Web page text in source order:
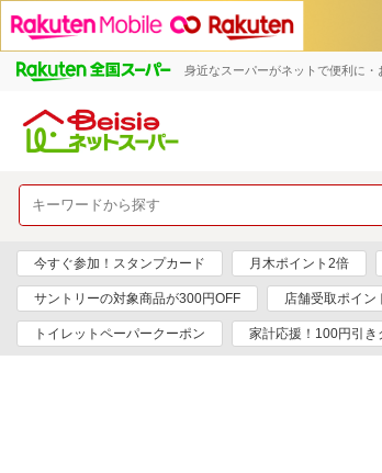
身近なスーパーがネットで便利に・
今すぐ参加！スタンプカード 月木ポイント2倍
サントリーの対象商品が300円OFF 店舗受取ポイン
トイレットペーパークーポン 家計応援！100円引き